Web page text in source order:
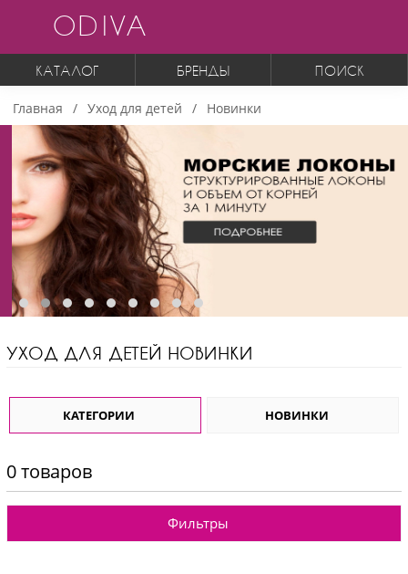
ODIVA
КАТАЛОГ БРЕНДЫ ПОИСК
Главная Уход для детей Новинки
УХОД ДЛЯ ДЕТЕЙ НОВИНКИ
КАТЕГОРИИ НОВИНКИ
0 товаров
Фильтры